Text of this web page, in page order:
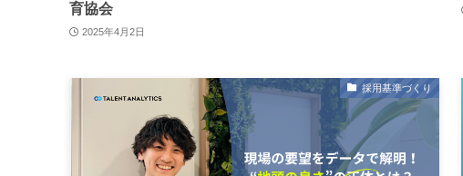
育協会
2025年4月2日
採用基準づくり